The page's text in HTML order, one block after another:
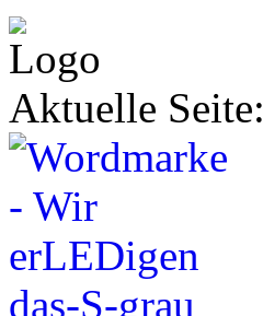
Aktuelle Seite: